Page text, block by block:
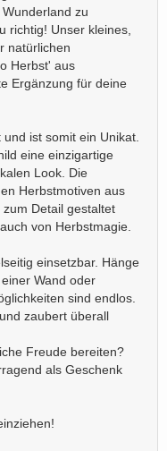
zu
richtig! Unser kleines,
natürlichen
Herbst' aus
Ergänzung für deine
ist somit ein Unikat.
eine einzigartige
Look. Die
Herbstmotiven aus
Detail gestaltet
von Herbstmagie.
einsetzbar. Hänge
Wand oder
sind endlos.
zaubert überall
Freude bereiten?
als Geschenk